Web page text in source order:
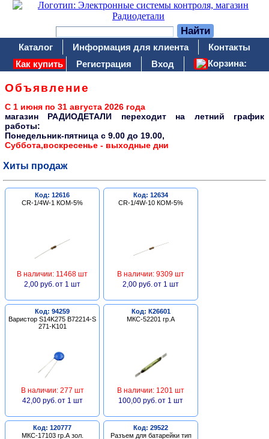
Каталог Информация для клиента
Контакты
Как купить
Регистрация Вход Корзина:
Объявление
С 1 июня по 31 августа 2026 года
магазин РАДИОДЕТАЛИ переходит на летний график
работы:
Понедельник-пятница c 9.00 до 19.00,
Суббота,воскресенье - выходные дни
Хиты продаж
Код: 12616
CR-1/4W-1 КОМ-5%
В наличии: 11468 шт
2,00 руб. от 1 шт
Код: 12634
CR-1/4W-10 КОМ-5%
В наличии: 9309 шт
2,00 руб. от 1 шт
Код: 94259
Варистор S14K275 B72214-S
271-K101
В наличии: 277 шт
42,00 руб. от 1 шт
Код: К26601
МКС-52201 гр.А
В наличии: 1201 шт
100,00 руб. от 1 шт
Код: 120777
МКС-17103 гр.А зол.
Код: 29522
Разъем для батарейки тип